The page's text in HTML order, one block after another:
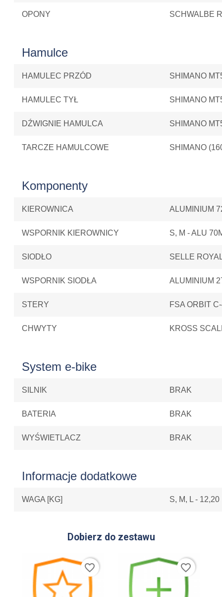
OPONY SCHWALBE
Hamulce
HAMULEC PRZÓD SHIMANO
HAMULEC TYŁ SHIMANO
DŹWIGNIE HAMULCA SHIMANO
TARCZE HAMULCOWE SHIMANO
Komponenty
KIEROWNICA ALUMINIUM
WSPORNIK KIEROWNICY S, M - ALU
SIODŁO SELLE
WSPORNIK SIODŁA ALUMINIUM
STERY FSA ORBIT
CHWYTY KROSS
System e-bike
SILNIK BRAK
BATERIA BRAK
WYŚWIETLACZ BRAK
Informacje dodatkowe
WAGA [KG] S, M, L - 12,20
Dobierz do zestawu
favorite_border favorite_border